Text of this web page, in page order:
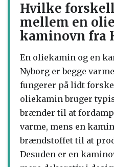
Hvilke
mellem en
kaminovn fra
En oliekamin og en
Nyborg er begge
fungerer på lidt
oliekamin bruger
brænder til at
varme, mens en
brændstoffet til at
Desuden er en